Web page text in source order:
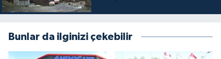
Bunlar da ilginizi çekebilir